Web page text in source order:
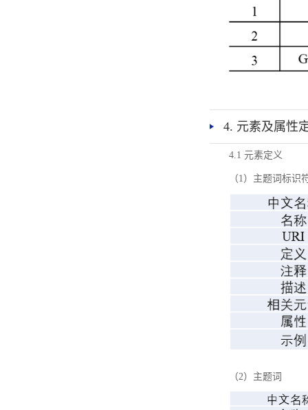
4. 元素及属性
4.1 元素定义
（1）主题词标识
（2）主题词